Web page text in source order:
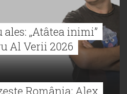
„Atâtea inimi”
Al Verii 2026
România: Alex